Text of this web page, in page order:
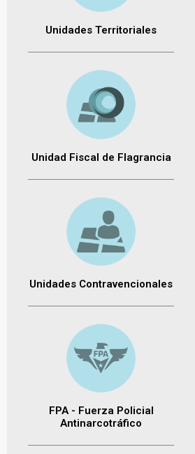
Unidades Territoriales
Unidad Fiscal de Flagrancia
Unidades Contravencionales
FPA - Fuerza Policial
Antinarcotráfico